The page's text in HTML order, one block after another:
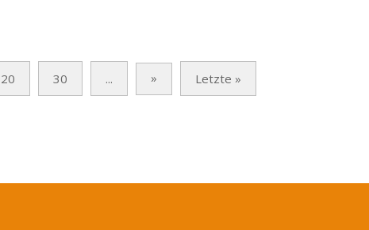
20 30 ... » Letzte »